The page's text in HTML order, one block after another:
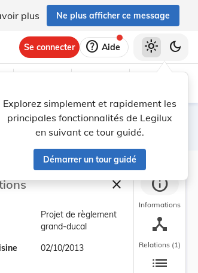
plus Ne plus afficher ce message
Se connecter help Aide
Explorez simplement et rapidement les
principales fonctionnalités de Legilux
en suivant ce tour guidé.
Démarrer un tour guidé
light_mode dark_mode
Lancer la recherche
Filtres
closeFermer la barre
Projet de règlement
grand-ducal
02/10/2013
info
Informations
device_hub
Relations (1)
list